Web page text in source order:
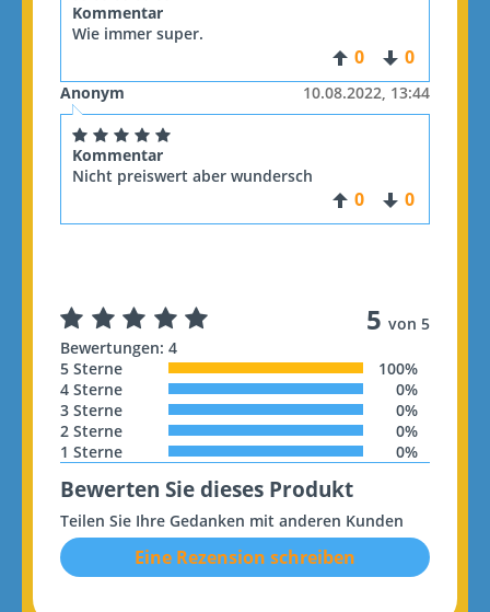
Kommentar
Wie immer super.
0 0
Anonym 10.08.2022, 13:44
Kommentar
Nicht preiswert aber wundersch
0 0
5 von 5
Bewertungen: 4
5 Sterne
100%
4 Sterne
0%
3 Sterne
0%
2 Sterne
0%
1 Sterne
0%
Bewerten Sie dieses Produkt
Teilen Sie Ihre Gedanken mit anderen Kunden
Eine Rezension schreiben